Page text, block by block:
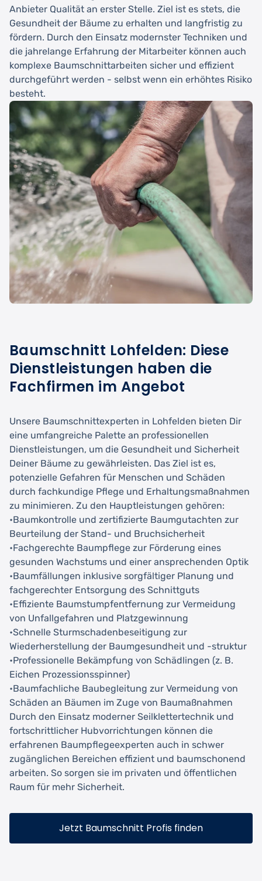
Anbieter Qualität an erster Stelle. Ziel ist es stets, die
Gesundheit der Bäume zu erhalten und langfristig zu
fördern. Durch den Einsatz modernster Techniken und
die jahrelange Erfahrung der Mitarbeiter können auch
komplexe Baumschnittarbeiten sicher und effizient
durchgeführt werden - selbst wenn ein erhöhtes Risiko
besteht.
Baumschnitt Lohfelden: Diese
Dienstleistungen haben die
Fachfirmen im Angebot
Unsere Baumschnittexperten in Lohfelden bieten Dir
eine umfangreiche Palette an professionellen
Dienstleistungen, um die Gesundheit und Sicherheit
Deiner Bäume zu gewährleisten. Das Ziel ist es,
potenzielle Gefahren für Menschen und Schäden
durch fachkundige Pflege und Erhaltungsmaßnahmen
zu minimieren. Zu den Hauptleistungen gehören:
•Baumkontrolle und zertifizierte Baumgutachten zur
Beurteilung der Stand- und Bruchsicherheit
•Fachgerechte Baumpflege zur Förderung eines
gesunden Wachstums und einer ansprechenden Optik
•Baumfällungen inklusive sorgfältiger Planung und
fachgerechter Entsorgung des Schnittguts
•Effiziente Baumstumpfentfernung zur Vermeidung
von Unfallgefahren und Platzgewinnung
•Schnelle Sturmschadenbeseitigung zur
Wiederherstellung der Baumgesundheit und -struktur
•Professionelle Bekämpfung von Schädlingen (z. B.
Eichen Prozessionsspinner)
•Baumfachliche Baubegleitung zur Vermeidung von
Schäden an Bäumen im Zuge von Baumaßnahmen
Durch den Einsatz moderner Seilklettertechnik und
fortschrittlicher Hubvorrichtungen können die
erfahrenen Baumpflegeexperten auch in schwer
zugänglichen Bereichen effizient und baumschonend
arbeiten. So sorgen sie im privaten und öffentlichen
Raum für mehr Sicherheit.
Jetzt Baumschnitt Profis finden